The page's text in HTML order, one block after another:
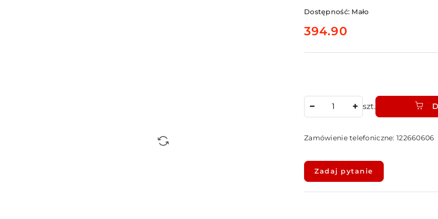
Dostępność: Mało
cena:
394.90
szt.
Zamówienie telefoniczne: 122660606
Dostępność
i
dostawa
Zadaj pytanie